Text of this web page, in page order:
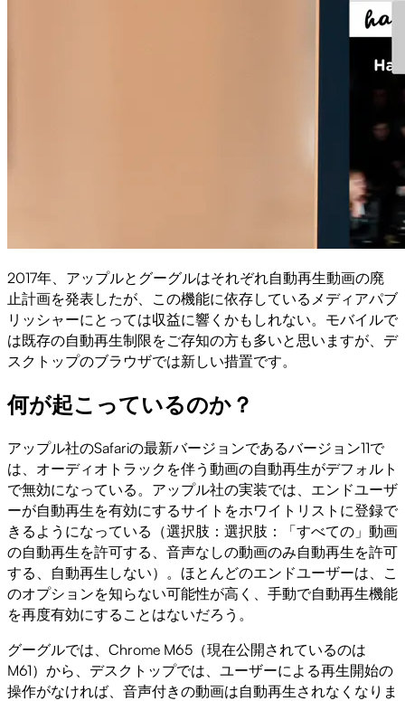
2017年、アップルとグーグルはそれぞれ自動再生動画の廃
止計画を発表したが、この機能に依存しているメディアパブ
リッシャーにとっては収益に響くかもしれない。モバイルで
は既存の自動再生制限をご存知の方も多いと思いますが、デ
スクトップのブラウザでは新しい措置です。
何が起こっているのか？
アップル社のSafariの最新バージョンであるバージョン11で
は、オーディオトラックを伴う動画の自動再生がデフォルト
で無効になっている。アップル社の実装では、エンドユーザ
ーが自動再生を有効にするサイトをホワイトリストに登録で
きるようになっている（選択肢：選択肢：「すべての」動画
の自動再生を許可する、音声なしの動画のみ自動再生を許可
する、自動再生しない）。ほとんどのエンドユーザーは、こ
のオプションを知らない可能性が高く、手動で自動再生機能
を再度有効にすることはないだろう。
グーグルでは、Chrome M65（現在公開されているのは
M61）から、デスクトップでは、ユーザーによる再生開始の
操作がなければ、音声付きの動画は自動再生されなくなりま